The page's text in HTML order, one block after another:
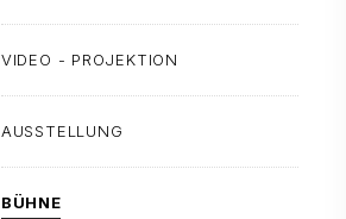
VIDEO - PROJEKTION
AUSSTELLUNG
BÜHNE